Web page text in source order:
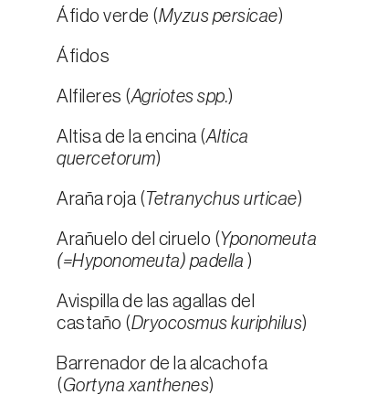
Áfido verde (Myzus persicae)
Áfidos
Alfileres (Agriotes spp.)
Altisa de la encina (Altica
quercetorum)
Araña roja ( Tetranychus urticae)
Arañuelo del ciruelo (Yponomeuta
(=Hyponomeuta) padella )
Avispilla de las agallas del
castaño (Dryocosmus kuriphilus)
Barrenador de la alcachofa
(Gortyna xanthenes)